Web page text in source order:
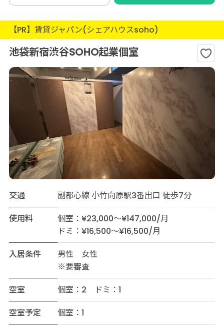
【PR】賃貸ジャパン(シェアハウスsoho)
池袋新宿渋谷SOHO起業個室
交通
副都心線 小竹向原駅3番出口 徒歩7分
使用料
個室：¥23,000～¥147,000/月
ドミ：¥16,500～¥16,500/月
入居条件
男性 女性
※要審査
空室
個室：2 ドミ：1
空室予定
個室：1